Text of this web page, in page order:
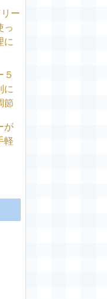
ー
っ
に
５
に
節
が
軽